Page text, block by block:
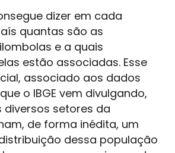
dizer em cada
quantas são as
e a quais
estão associadas. Esse
associado aos dados
o IBGE vem divulgando,
diversos setores da
de forma inédita, um
dessa população